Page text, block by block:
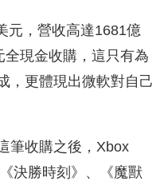
元，營收高達1681億
現金收購，這只有為
，更體現出微軟對自己
筆收購之後，Xbox
決勝時刻》、《魔獸